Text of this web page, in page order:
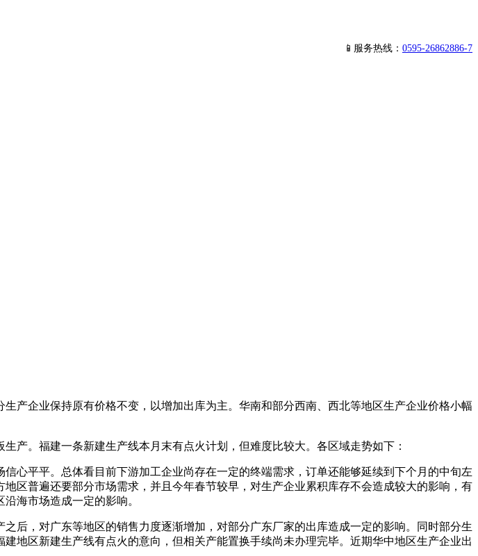
📱服务热线： 0595-26862886-7
企业保持原有价格不变，以增加出库为主。华南和部分西南、西北等地区生产企业价格小幅
。福建一条新建生产线本月末有点火计划，但难度比较大。各区域走势如下：
平平。总体看目前下游加工企业尚存在一定的终端需求，订单还能够延续到下个月的中旬左
区普遍还要部分市场需求，并且今年春节较早，对生产企业累积库存不会造成较大的影响，有
海市场造成一定的影响。
，对广东等地区的销售力度逐渐增加，对部分广东厂家的出库造成一定的影响。同时部分生
地区新建生产线有点火的意向，但相关产能置换手续尚未办理完毕。近期华中地区生产企业出